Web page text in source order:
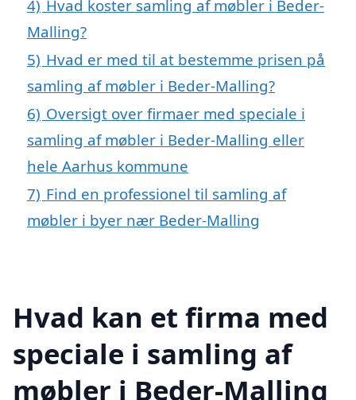
4) Hvad koster samling af møbler i Beder-
Malling?
5) Hvad er med til at bestemme prisen på
samling af møbler i Beder-Malling?
6) Oversigt over firmaer med speciale i
samling af møbler i Beder-Malling eller
hele Aarhus kommune
7) Find en professionel til samling af
møbler i byer nær Beder-Malling
Hvad kan et firma med
speciale i samling af
møbler i Beder-Malling